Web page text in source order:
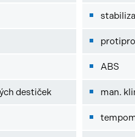
destiček
ABS
man.